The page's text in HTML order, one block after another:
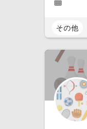
その他